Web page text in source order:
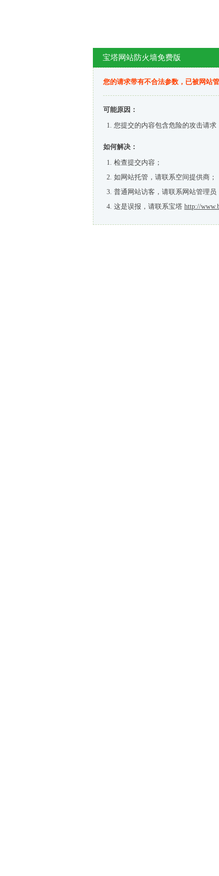
宝塔网站防火墙免费版
您的请求带有不合法参数，已被网站
可能原因：
您提交的内容包含危险的攻击请求
如何解决：
检查提交内容；
如网站托管，请联系空间提供商；
普通网站访客，请联系网站管理员
这是误报，请联系宝塔 http://